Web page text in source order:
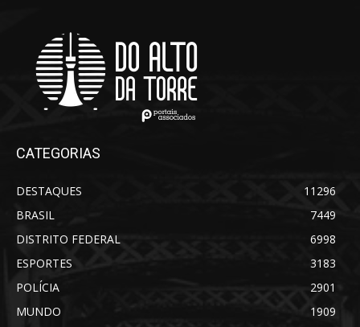
CATEGORIAS
DESTAQUES
11296
BRASIL
7449
DISTRITO FEDERAL
6998
ESPORTES
3183
POLÍCIA
2901
MUNDO
1909